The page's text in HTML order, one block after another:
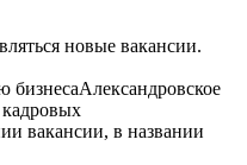
новые вакансии.
бизнесаАлександровское
кадровых
вакансии, в названии